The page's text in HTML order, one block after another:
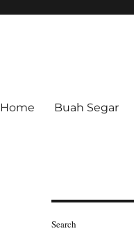
Home Buah Segar
Search